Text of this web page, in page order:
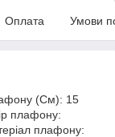
Оплата Умови
(См): 15
плафону:
плафону: